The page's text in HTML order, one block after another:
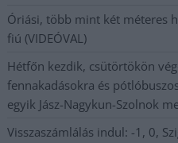
Óriási, több mint két méteres
fiú (VIDEÓVAL)
Hétfőn kezdik, csütörtökön
fennakadásokra és
egyik Jász-Nagykun-Szolnok
Visszaszámlálás indul: -1, 0,